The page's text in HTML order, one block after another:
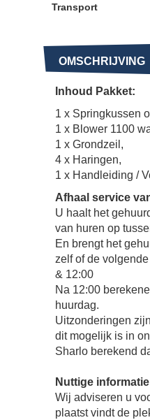
Transport
OMSCHRIJVING
Inhoud Pakket:
1 x Springkussen
1 x Blower 1100
1 x Grondzeil,
4 x Haringen,
1 x Handleiding /
Afhaal service
U haalt het
van huren op
En brengt het
zelf of de
& 12:00
Na 12:00
huurdag.
Uitzonderingen
dit mogelijk is in
Sharlo berekend
Nuttige
Wij adviseren u
plaatst vindt de